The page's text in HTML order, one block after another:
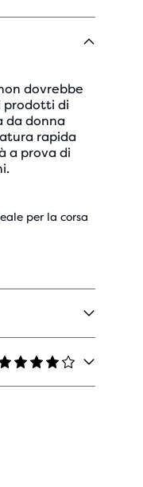
dovrebbe
prodotti di
da donna
rapida
a prova di
per la corsa